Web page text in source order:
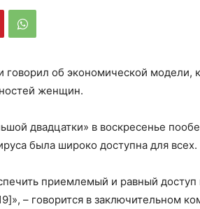
об экономической модели,
женщин.
двадцатки» в воскресенье
была широко доступна для всех.
приемлемый и равный доступ
– говорится в заключительном